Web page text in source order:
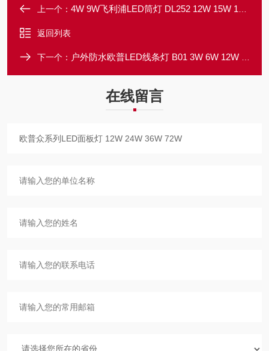
上一个： 4W 9W飞利浦LED筒灯 DL252 12W 15W 18W 20W 超薄
返回列表
下一个： 户外防水欧普LED线条灯 B01 3W 6W 12W 1000MM
在线留言